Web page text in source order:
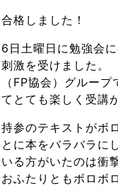
合格しました！
6日土曜日に勉強会
刺激を受けました。
（FP協会）グルー
てとても楽しく受講
持参のテキストがボ
とに本をバラバラに
いる方がいたのは衝
おふたりともボロボ